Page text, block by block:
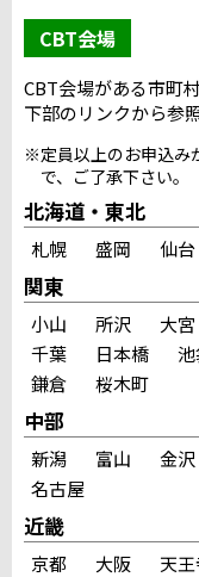
CBT会場
CBT会場がある市町
下部のリンクから参
※定員以上のお申込み
で、ご了承下さい。
北海道・東北
札幌 盛岡 仙台
関東
小山 所沢 大宮
千葉
日本橋
鎌倉
桜木町
中部
新潟 富山 金沢
名古屋
近畿
京都 大阪 天